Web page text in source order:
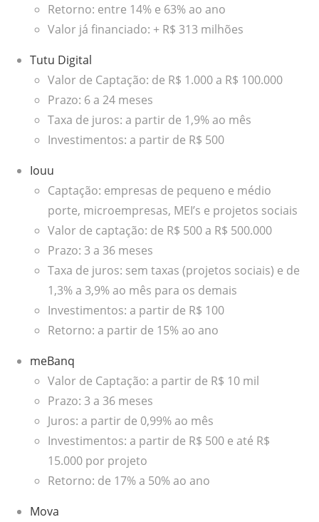
Retorno: entre 14% e 63% ao ano
Valor já financiado: + R$ 313 milhões
Tutu Digital
Valor de Captação: de R$ 1.000 a R$ 100.000
Prazo: 6 a 24 meses
Taxa de juros: a partir de 1,9% ao mês
Investimentos: a partir de R$ 500
Iouu
Captação: empresas de pequeno e médio
porte, microempresas, MEI’s e projetos sociais
Valor de captação: de R$ 500 a R$ 500.000
Prazo: 3 a 36 meses
Taxa de juros: sem taxas (projetos sociais) e de
1,3% a 3,9% ao mês para os demais
Investimentos: a partir de R$ 100
Retorno: a partir de 15% ao ano
meBanq
Valor de Captação: a partir de R$ 10 mil
Prazo: 3 a 36 meses
Juros: a partir de 0,99% ao mês
Investimentos: a partir de R$ 500 e até R$
15.000 por projeto
Retorno: de 17% a 50% ao ano
Mova